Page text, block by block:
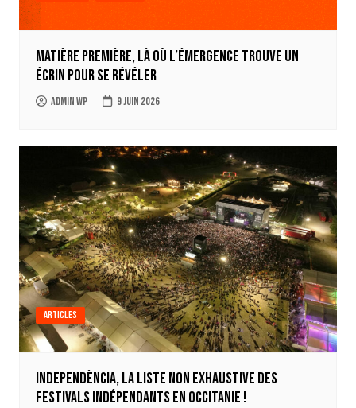
Matière Première, là où l’émergence trouve un
écrin pour se révéler
Admin WP 9 juin 2026
Articles
Independència, la liste non exhaustive des
festivals indépendants en Occitanie !